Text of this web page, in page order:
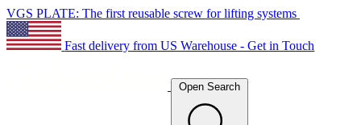
VGS PLATE: The first reusable screw for lifting systems
Fast delivery from US Warehouse - Get in Touch
Open Search